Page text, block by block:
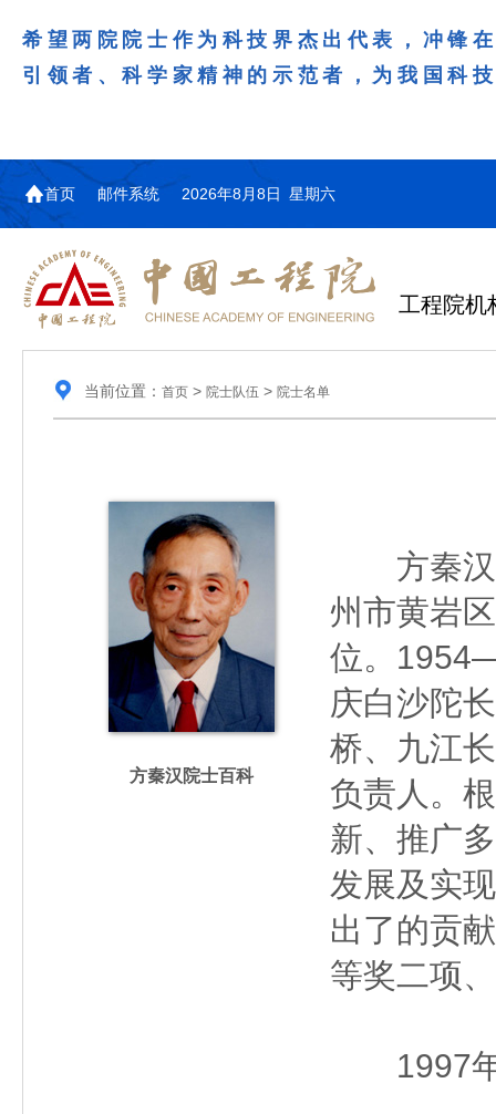
希望两院院士作为科技界杰出代表，冲锋
引领者、科学家精神的示范者，为我国科
首页 邮件系统 2026年8月8日 星期六
工程院机
当前位置： 首页> 院士队伍 > 院士名单
方秦汉院士百科
方秦汉
州市黄岩
位。
庆白沙陀
桥、九江
负责人。
新、推广
发展及实
出了的贡
等奖二项
1997年